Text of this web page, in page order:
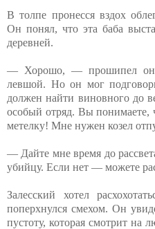
В толпе пронесся вздох
Он понял, что эта баба
деревней.
— Хорошо, — прошипел он.
левшой. Но он мог
должен найти виновного до
особый отряд. Вы понимаете,
метелку! Мне нужен козел
— Дайте мне время до
убийцу. Если нет — можете
Залесский хотел
поперхнулся смехом. Он
пустоту, которая смотрит на